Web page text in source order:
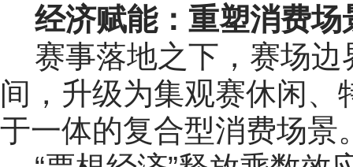
经济赋能：重塑消费
赛事落地之下，赛场边
间，升级为集观赛休闲
于一体的复合型消费场景